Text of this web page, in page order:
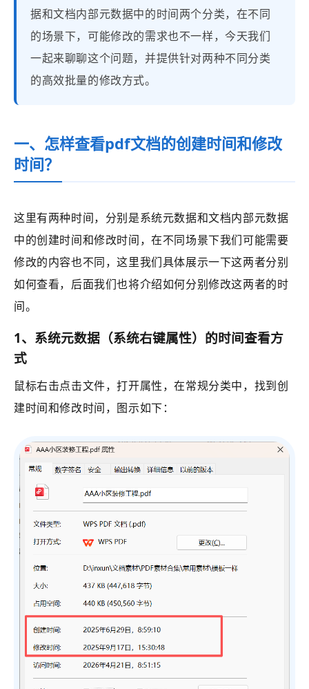
据和文档内部元数据中的时间两个分类，在不同
的场景下，可能修改的需求也不一样，今天我们
一起来聊聊这个问题，并提供针对两种不同分类
的高效批量的修改方式。
一、怎样查看pdf文档的创建时间和修改
时间？
这里有两种时间，分别是系统元数据和文档内部元数据
中的创建时间和修改时间，在不同场景下我们可能需要
修改的内容也不同，这里我们具体展示一下这两者分别
如何查看，后面我们也将介绍如何分别修改这两者的时
间。
1、系统元数据（系统右键属性）的时间查看方
式
鼠标右击点击文件，打开属性，在常规分类中，找到创
建时间和修改时间，图示如下：